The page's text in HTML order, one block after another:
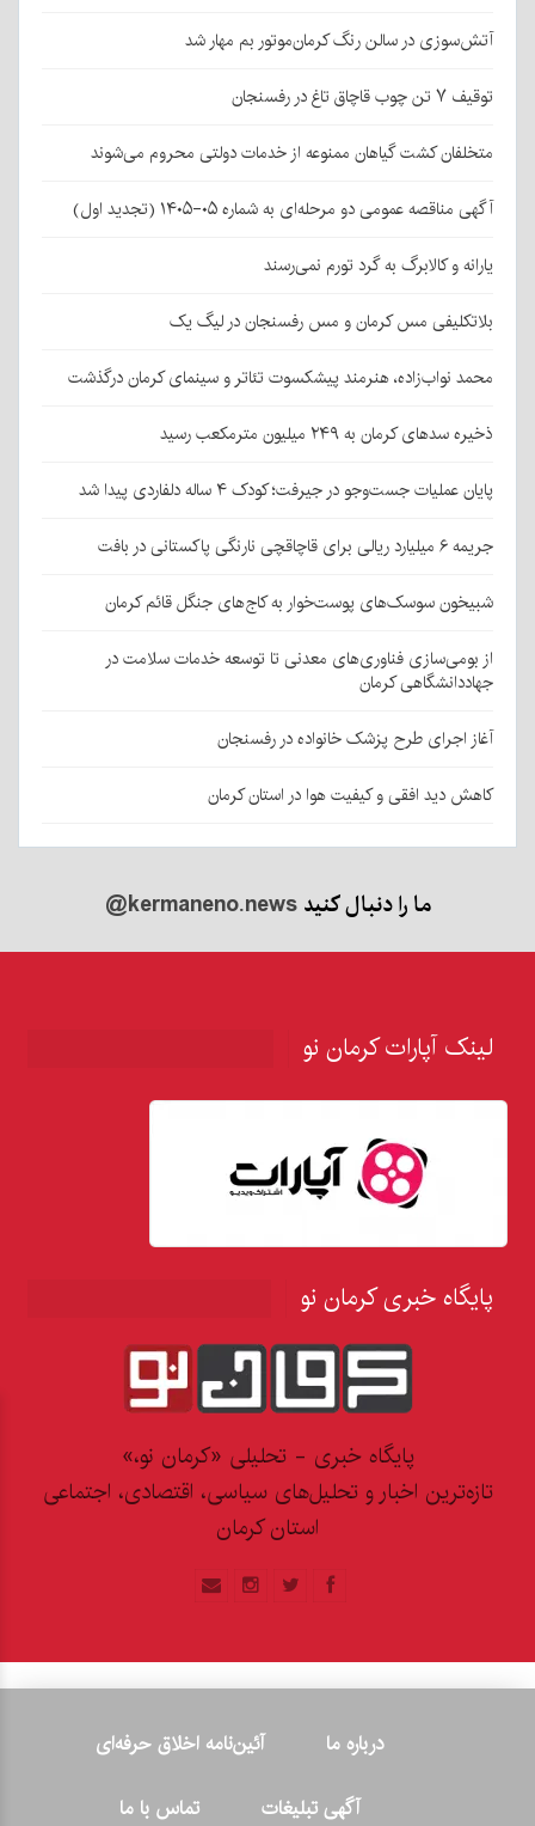
آتش‌سوزی در سالن رنگ کرمان‌موتور بم مهار شد
توقیف ۷ تن چوب قاچاق تاغ در رفسنجان
متخلفان کشت گیاهان ممنوعه از خدمات دولتی محروم می‌شوند
آگهی مناقصه عمومی دو مرحله‌ای به شماره ۰۵-۱۴۰۵ (تجدید اول)
یارانه و کالابرگ به گرد تورم نمی‌رسند
بلاتکلیفی مس کرمان و مس رفسنجان در لیگ یک
محمد نواب‌زاده، هنرمند پیشکسوت تئاتر و سینمای کرمان درگذشت
ذخیره سدهای کرمان به ۲۴۹ میلیون مترمکعب رسید
پایان عملیات جست‌وجو در جیرفت؛ کودک ۴ ساله دلفاردی پیدا شد
جریمه ۶ میلیارد ریالی برای قاچاقچی نارنگی پاکستانی در بافت
شبیخون سوسک‌های پوست‌خوار به کاج‌های جنگل قائم کرمان
از بومی‌سازی فناوری‌های معدنی تا توسعه خدمات سلامت در
جهاددانشگاهی کرمان
آغاز اجرای طرح پزشک خانواده در رفسنجان
کاهش دید افقی و کیفیت هوا در استان کرمان
ما را دنبال کنید@kermaneno.news
لینک آپارات کرمان نو
پایگاه خبری کرمان نو
پایگاه خبری - تحلیلی «کرمان نو،»
تازه‌ترین اخبار و تحلیل‌های سیاسی، اقتصادی، اجتماعی
استان کرمان
درباره ما
آئین‌نامه اخلاق حرفه‌ای
آگهی تبلیغات
تماس با ما